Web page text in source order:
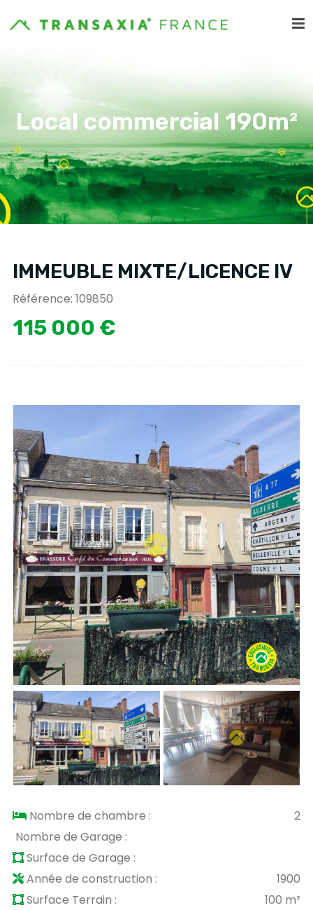
Local commercial 190m²
IMMEUBLE MIXTE/LICENCE IV
Référence: 109850
115 000 €
Nombre de chambre :
2
Nombre de Garage :
Surface de Garage :
Année de construction :
1900
Surface Terrain :
100 m²